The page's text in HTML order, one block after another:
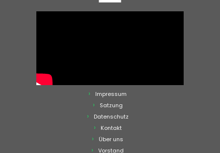
Impressum
Satzung
Datenschutz
Kontakt
Über uns
Vorstand